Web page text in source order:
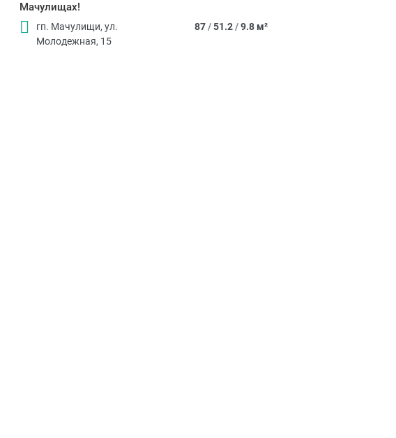
Мачулищах!
гп. Мачулищи, ул.
Молодежная, 15
87/51.2/9.8 м²